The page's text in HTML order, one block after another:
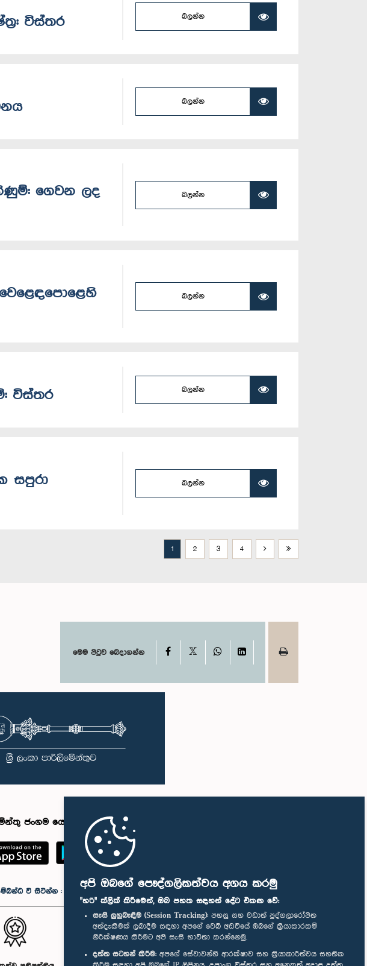
අපි ඔබගේ පෞද්ගලිකත්වය අගය කරමු
"හරි" ක්ලික් කිරීමෙන්, ඔබ පහත සඳහන් දේට එකඟ වේ:
සැසි ලුහුබැඳීම (Session Tracking): පහසු සහ වඩාත් පුද්ගලාරෝපිත
අත්දැකීමක් ලබාදීම සඳහා අපගේ වෙබ් අඩවියේ ඔබගේ ක්‍රියාකාරකම්
නිරීක්ෂණය කිරීමට අපි සැසි භාවිතා කරන්නෙමු.
දත්ත සටහන් කිරීම: අපගේ සේවාවන්හි ආරක්ෂාව සහ ක්‍රියාකාරීත්වය සහතික
විස්තර බලන්න
බලන්න
ගිණුම්: ගෙවන ලද
බලන්න
වෙළෙඳපොළෙහි
බලන්න
විස්තර බලන්න
සපුරා
බලන්න
1 2 3 4
මෙම පිටුව බෙදාගන්න Facebook WhatsAppLinkedIn
ජංගම යෙදුම
වී සිටින්න :